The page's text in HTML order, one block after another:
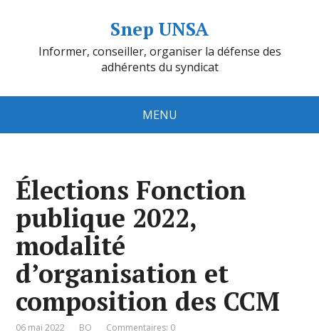
Snep UNSA
Informer, conseiller, organiser la défense des
adhérents du syndicat
MENU
Élections Fonction
publique 2022,
modalité
d’organisation et
composition des CCM
06 mai 2022 BO Commentaires: 0